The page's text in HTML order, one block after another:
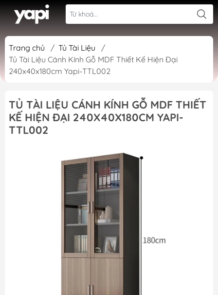
Trang chủ / Tủ Tài Liệu
/
Tủ Tài Liệu Cánh Kính Gỗ MDF Thiết Kế Hiện Đại
240x40x180cm Yapi-TTL002
TỦ TÀI LIỆU CÁNH KÍNH GỖ MDF THIẾT
KẾ HIỆN ĐẠI 240X40X180CM YAPI-
TTL002